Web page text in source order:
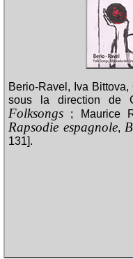
Berio-Ravel, Iva
sous la direction de
Folksongs ; Maurice
Rapsodie espagnole,
131].